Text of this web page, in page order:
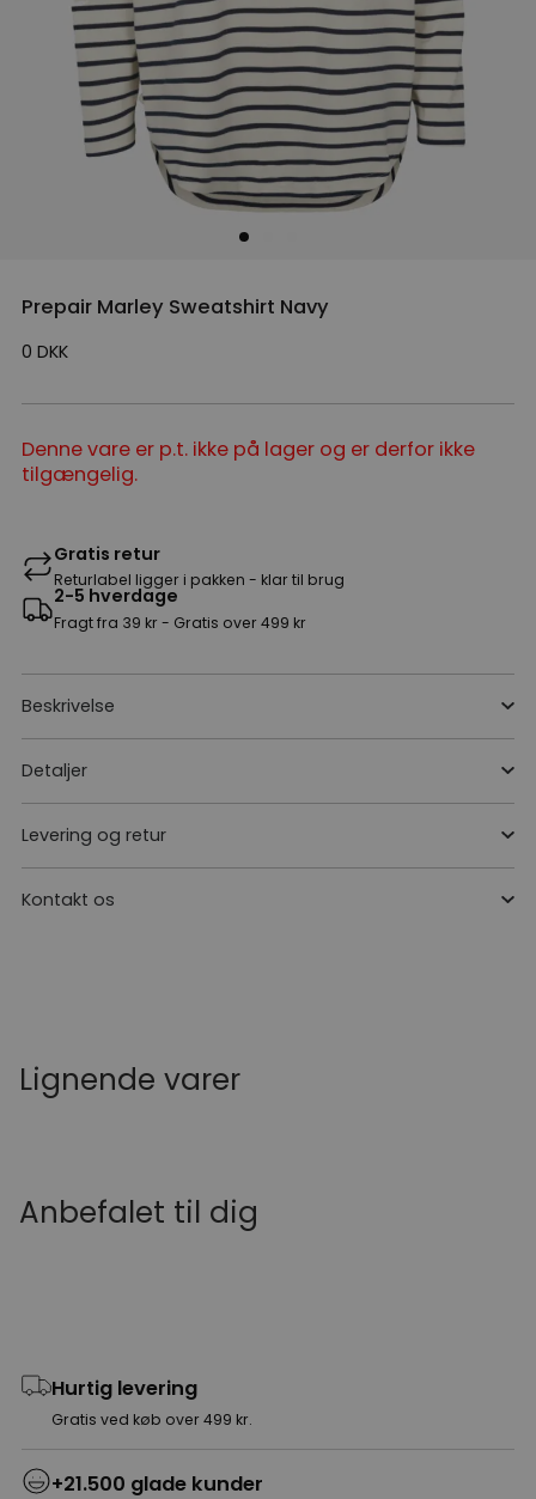
Prepair Marley Sweatshirt Navy
0 DKK
Denne vare er p.t. ikke på lager og er derfor ikke
tilgængelig.
Gratis retur
Returlabel ligger i pakken - klar til brug
2-5 hverdage
Fragt fra 39 kr - Gratis over 499 kr
Beskrivelse
Detaljer
Levering og retur
Kontakt os
Lignende varer
Anbefalet til dig
Hurtig levering
Gratis ved køb over 499 kr.
+21.500 glade kunder